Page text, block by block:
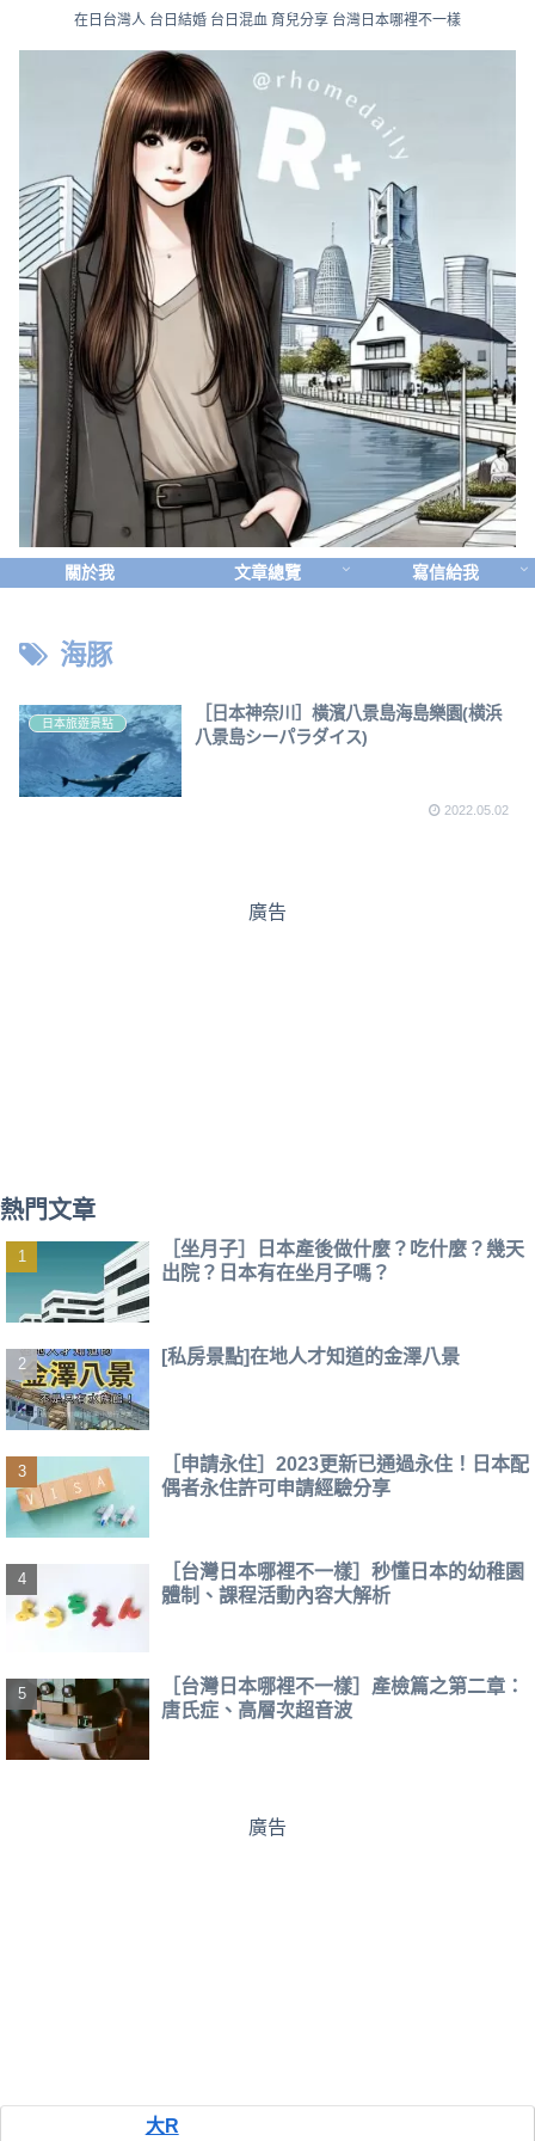
在日台灣人 台日結婚 台日混血 育兒分享 台灣日本哪裡不一樣
關於我 文章總覽 寫信給我
海豚
日本旅遊景點
［日本神奈川］橫濱八景島海島樂園(横浜
八景島シーパラダイス)
2022.05.02
廣告
熱門文章
［坐月子］日本產後做什麼？吃什麼？幾天
出院？日本有在坐月子嗎？
[私房景點]在地人才知道的金澤八景
［申請永住］2023更新已通過永住！日本配
偶者永住許可申請經驗分享
［台灣日本哪裡不一樣］秒懂日本的幼稚園
體制、課程活動內容大解析
［台灣日本哪裡不一樣］產檢篇之第二章：
唐氏症、高層次超音波
廣告
大R